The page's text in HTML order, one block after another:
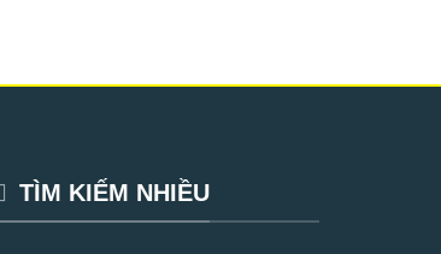
TÌM KIẾM NHIỀU